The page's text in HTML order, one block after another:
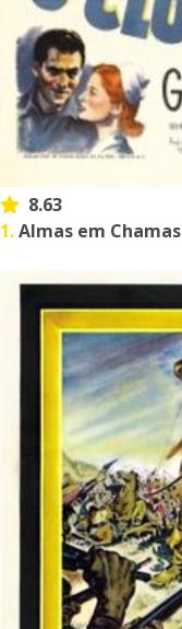
8.63
1.Almas em Chamas